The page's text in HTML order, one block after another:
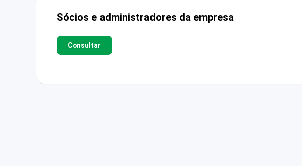
Sócios e administradores da empresa
Consultar